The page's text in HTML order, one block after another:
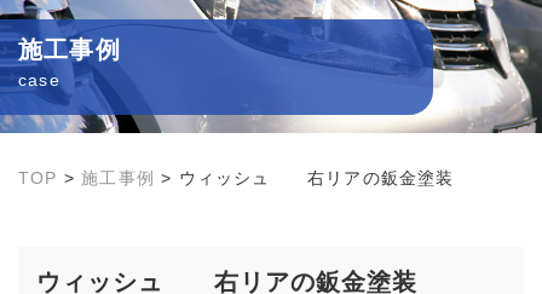
g
a
t
i
o
施工事例
case
TOP >施工事例 > ウィッシュ 右リアの鈑金塗装
ウィッシュ 右リアの鈑金塗装